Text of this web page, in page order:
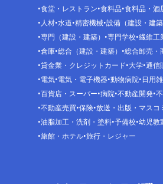
食堂・レストラン 食料品 食料品・酒
人材 水道 精密機械 設備（建設・建築
専門（建設・建築）
専門学校 繊維工
倉庫 総合（建設・建築）
総合卸売・
貸金業・クレジットカード 大学 通信
電気 電気・電子機器 動物病院 日用
百貨店・スーパー 病院 不動産開発
不動産売買 保険 放送・出版・マスコ
油脂加工・洗剤・塗料 予備校 幼児教
旅館・ホテル 旅行・レジャー